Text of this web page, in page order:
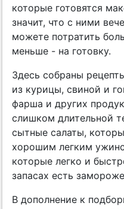
которые готовятся
значит, что с ними
можете потратить
меньше - на готовку.
Здесь собраны
из курицы, свиной и
фарша и других
слишком длительной
сытные салаты,
хорошим легким
которые легко и
запасах есть
В дополнение к